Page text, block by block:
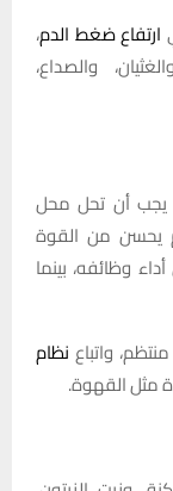
ارتفاع ضغط الدم،
والصداع،
يجب أن تحل محل
يحسن من القوة
وظائفه، بينما
واتباع نظام
مثل القهوة.